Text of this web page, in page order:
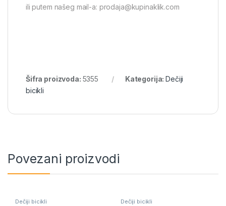
ili putem našeg mail-a: prodaja@kupinaklik.com
Šifra proizvoda: 5355 Kategorija:Dečiji
bicikli
Povezani proizvodi
Dečiji bicikli Dečiji bicikli